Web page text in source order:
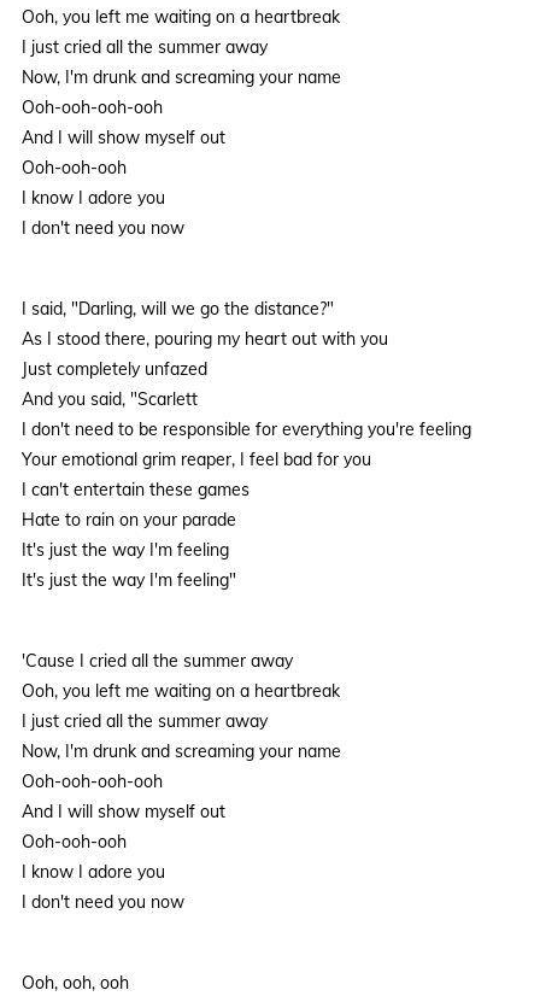
Ooh, you left me waiting on a heartbreak
I just cried all the summer away
Now, I'm drunk and screaming your name
Ooh-ooh-ooh-ooh
And I will show myself out
Ooh-ooh-ooh
I know I adore you
I don't need you now
I said, "Darling, will we go the distance?"
As I stood there, pouring my heart out with you
Just completely unfazed
And you said, "Scarlett
I don't need to be responsible for everything you're feeling
Your emotional grim reaper, I feel bad for you
I can't entertain these games
Hate to rain on your parade
It's just the way I'm feeling
It's just the way I'm feeling"
'Cause I cried all the summer away
Ooh, you left me waiting on a heartbreak
I just cried all the summer away
Now, I'm drunk and screaming your name
Ooh-ooh-ooh-ooh
And I will show myself out
Ooh-ooh-ooh
I know I adore you
I don't need you now
Ooh, ooh, ooh